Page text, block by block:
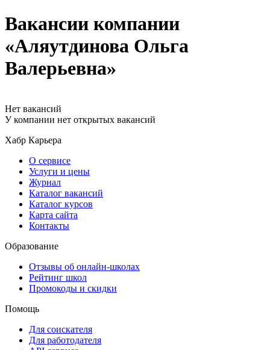
Вакансии компании
«Аляутдинова Ольга
Валерьевна»
Нет вакансий
У компании нет открытых вакансий
Хабр Карьера
О сервисе
Услуги и цены
Журнал
Каталог вакансий
Каталог курсов
Карта сайта
Контакты
Образование
Отзывы об онлайн-школах
Рейтинг школ
Промокоды и скидки
Помощь
Для соискателя
Для работодателя